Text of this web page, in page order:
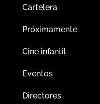
Cartelera
Próximamente
Cine infantil
Eventos
Directores